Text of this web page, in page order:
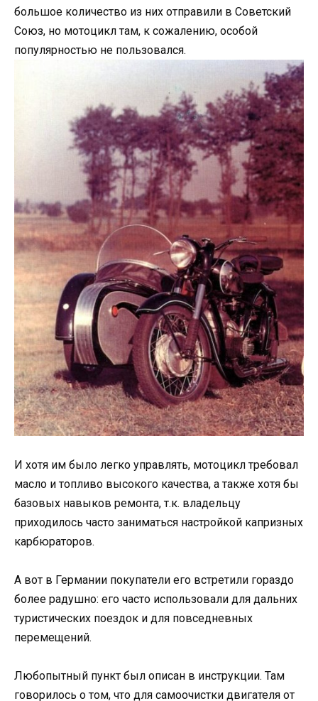
большое количество из них отправили в Советский
Союз, но мотоцикл там, к сожалению, особой
популярностью не пользовался.
И хотя им было легко управлять, мотоцикл требовал
масло и топливо высокого качества, а также хотя бы
базовых навыков ремонта, т.к. владельцу
приходилось часто заниматься настройкой капризных
карбюраторов.
А вот в Германии покупатели его встретили гораздо
более радушно: его часто использовали для дальних
туристических поездок и для повседневных
перемещений.
Любопытный пункт был описан в инструкции. Там
говорилось о том, что для самоочистки двигателя от